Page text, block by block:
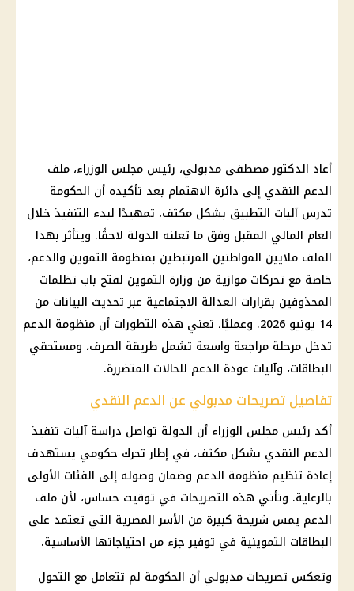
أعاد الدكتور مصطفى مدبولي، رئيس مجلس الوزراء، ملف
الدعم النقدي إلى دائرة الاهتمام بعد تأكيده أن الحكومة
تدرس آليات التطبيق بشكل مكثف، تمهيدًا لبدء التنفيذ خلال
العام المالي المقبل وفق ما تعلنه الدولة لاحقًا. ويتأثر بهذا
الملف ملايين المواطنين المرتبطين بمنظومة التموين والدعم،
خاصة مع تحركات موازية من وزارة التموين لفتح باب تظلمات
المحذوفين بقرارات العدالة الاجتماعية عبر تحديث البيانات من
14 يونيو 2026. وعمليًا، تعني هذه التطورات أن منظومة الدعم
تدخل مرحلة مراجعة واسعة تشمل طريقة الصرف، ومستحقي
البطاقات، وآليات عودة الدعم للحالات المتضررة.
تفاصيل تصريحات مدبولي عن الدعم النقدي
أكد رئيس مجلس الوزراء أن الدولة تواصل دراسة آليات تنفيذ
الدعم النقدي بشكل مكثف، في إطار تحرك حكومي يستهدف
إعادة تنظيم منظومة الدعم وضمان وصوله إلى الفئات الأولى
بالرعاية. وتأتي هذه التصريحات في توقيت حساس، لأن ملف
الدعم يمس شريحة كبيرة من الأسر المصرية التي تعتمد على
البطاقات التموينية في توفير جزء من احتياجاتها الأساسية.
وتعكس تصريحات مدبولي أن الحكومة لم تتعامل مع التحول